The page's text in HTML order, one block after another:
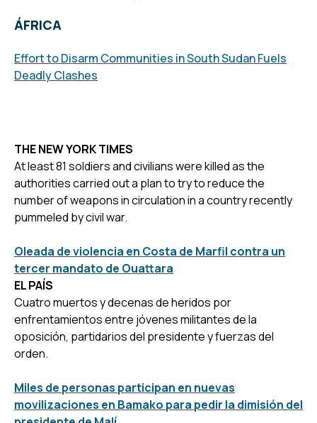
ÁFRICA
Effort to Disarm Communities in South Sudan Fuels
Deadly Clashes
THE NEW YORK TIMES
At least 81 soldiers and civilians were killed as the
authorities carried out a plan to try to reduce the
number of weapons in circulation in a country recently
pummeled by civil war.
Oleada de violencia en Costa de Marfil contra un
tercer mandato de Ouattara
EL PAÍS
Cuatro muertos y decenas de heridos por
enfrentamientos entre jóvenes militantes de la
oposición, partidarios del presidente y fuerzas del
orden.
Miles de personas participan en nuevas
movilizaciones en Bamako para pedir la dimisión del